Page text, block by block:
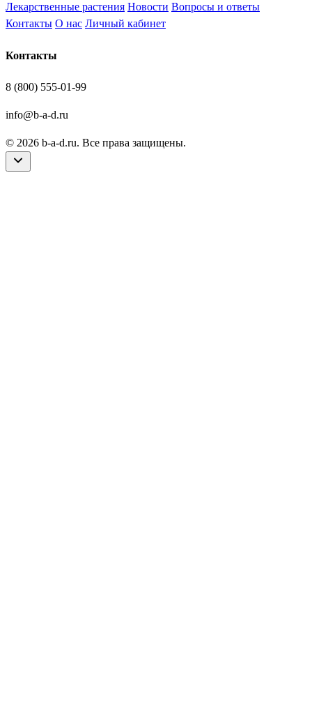
Лекарственные растения Новости Вопросы и ответы
Контакты О нас Личный кабинет
Контакты
8 (800) 555-01-99
info@b-a-d.ru
© 2026 b-a-d.ru. Все права защищены.